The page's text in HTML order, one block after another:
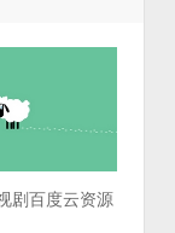
剧百度云资源